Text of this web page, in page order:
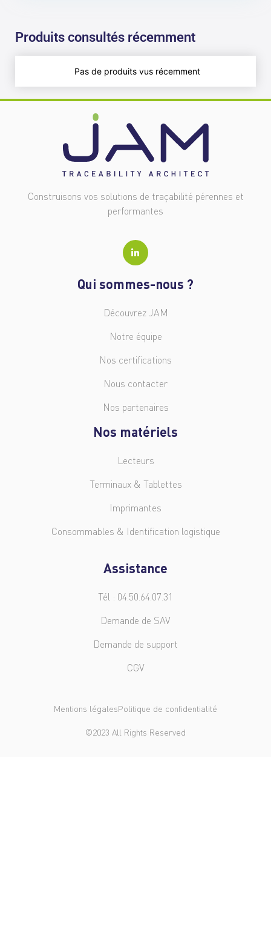
Produits consultés récemment
Pas de produits vus récemment
Construisons vos solutions de traçabilité pérennes et
performantes
Qui sommes-nous ?
Découvrez JAM
Notre équipe
Nos certifications
Nous contacter
Nos partenaires
Nos matériels
Lecteurs
Terminaux & Tablettes
Imprimantes
Consommables & Identification logistique
Assistance
Tél : 04.50.64.07.31
Demande de SAV
Demande de support
CGV
Mentions légalesPolitique de confidentialité
©2023 All Rights Reserved